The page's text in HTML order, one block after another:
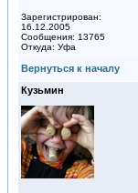
Зарегистрирован:
16.12.2005
Сообщения: 13765
Откуда: Уфа
Вернуться к началу
Кузьмин